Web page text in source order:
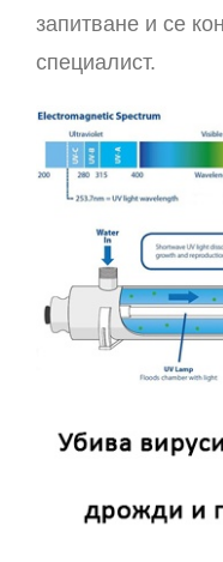
запитване и се
специалист.